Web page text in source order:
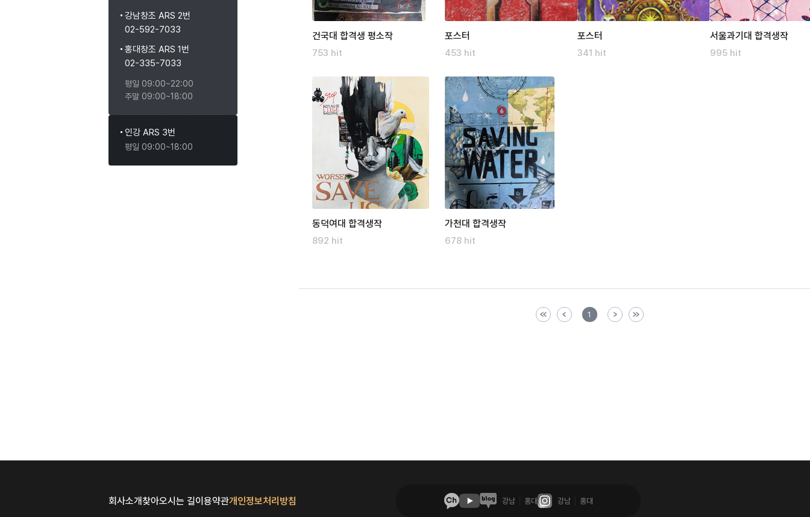
강남창조 ARS 2번
02-592-7033
홍대창조 ARS 1번
02-335-7033
평일 09:00~22:00
주말 09:00~18:00
인강 ARS 3번
평일 09:00~18:00
건국대 합격생 평소작
753 hit
포스터
453 hit
포스터
341 hit
서울과기대 합격생작
995 hit
동덕여대 합격생작
892 hit
가천대 합격생작
678 hit
1
회사소개찾아오시는 길이용약관개인정보처리방침 강남 홍대 강남 홍대